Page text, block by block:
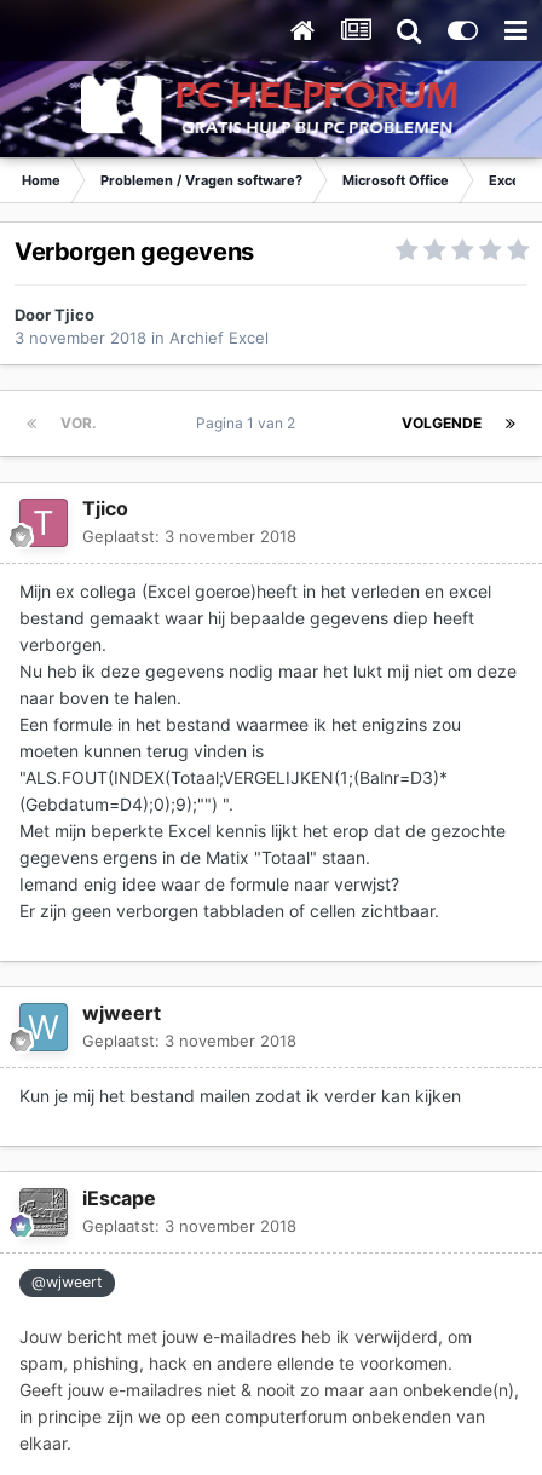
Home Problemen / Vragen software? Microsoft Office Excel
Verborgen gegevens
DoorTjico
3 november 2018 in Archief Excel
VOR. VOLGENDE
Pagina 1 van 2
Tjico
Geplaatst: 3 november 2018
Mijn ex collega (Excel goeroe)heeft in het verleden en excel
bestand gemaakt waar hij bepaalde gegevens diep heeft
verborgen.
Nu heb ik deze gegevens nodig maar het lukt mij niet om deze
naar boven te halen.
Een formule in het bestand waarmee ik het enigzins zou
moeten kunnen terug vinden is
"ALS.FOUT(INDEX(Totaal;VERGELIJKEN(1;(Balnr=D3)*
(Gebdatum=D4);0);9);"") ".
Met mijn beperkte Excel kennis lijkt het erop dat de gezochte
gegevens ergens in de Matix "Totaal" staan.
Iemand enig idee waar de formule naar verwjst?
Er zijn geen verborgen tabbladen of cellen zichtbaar.
wjweert
Geplaatst: 3 november 2018
Kun je mij het bestand mailen zodat ik verder kan kijken
iEscape
Geplaatst: 3 november 2018
@wjweert
Jouw bericht met jouw e-mailadres heb ik verwijderd, om
spam, phishing, hack en andere ellende te voorkomen.
Geeft jouw e-mailadres niet & nooit zo maar aan onbekende(n),
in principe zijn we op een computerforum onbekenden van
elkaar.